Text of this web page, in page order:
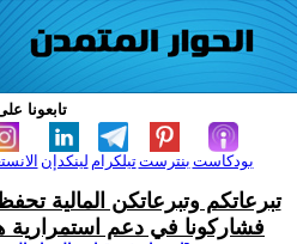
تابعونا
لينكدإن تيلكرامبنترست بودكاست
تبرعاتكم وتبرعاتكن المالية
فشاركونا في دعم استمرارية